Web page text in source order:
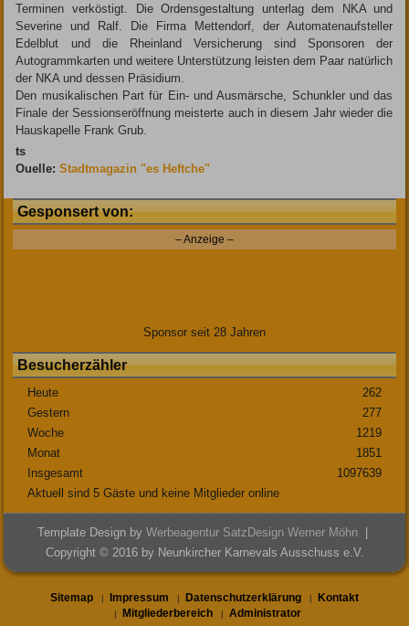
Terminen verköstigt. Die Ordensgestaltung unterlag dem NKA und
Severine und Ralf. Die Firma Mettendorf, der Automatenaufsteller
Edelblut und die Rheinland Versicherung sind Sponsoren der
Autogrammkarten und weitere Unterstützung leisten dem Paar natürlich
der NKA und dessen Präsidium.
Den musikalischen Part für Ein- und Ausmärsche, Schunkler und das
Finale der Sessionseröffnung meisterte auch in diesem Jahr wieder die
Hauskapelle Frank Grub.
ts
Ouelle:Stadtmagazin "es Heftche"
Gesponsert von:
– Anzeige –
Sponsor seit 28 Jahren
Besucherzähler
Heute
262
Gestern
277
Woche
1219
Monat
1851
Insgesamt
1097639
Aktuell sind 5 Gäste und keine Mitglieder online
Template Design by Werbeagentur SatzDesign Werner Möhn
Copyright © 2016 by Neunkircher Karnevals Ausschuss e.V.
Sitemap | Impressum | Datenschutzerklärung | Kontakt
| Mitgliederbereich| Administrator